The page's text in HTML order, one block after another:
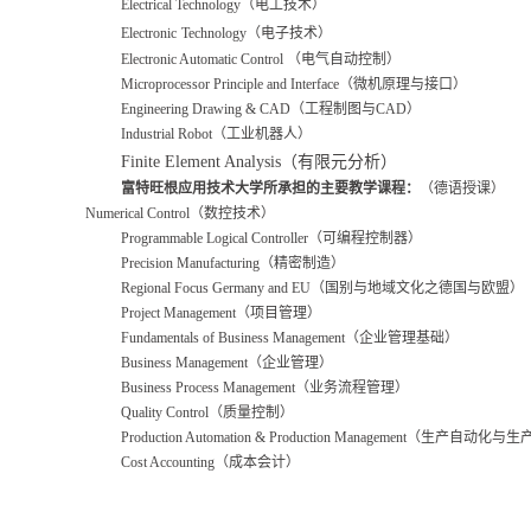
Electrical Technology （电工技术）
Electronic Technology （电子技术）
Electronic Automatic Control
（电气自动控制）
Microprocessor Principle and Interface （微机原理与接口）
Engineering Drawing & CAD （工程制图与CAD）
Industrial Robot （工业机器人）
Finite Element Analysis （有限元分析）
富特旺根应用技术大学所承担的主要教学课程：
（德语授课）
Numerical Control （数控技术）
Programmable Logical Controller （可编程控制器）
Precision Manufacturing （精密制造）
Regional Focus Germany and EU （国别与地域文化之德国与欧盟）
Project Management （项目管理）
Fundamentals of Business Management （企业管理基础）
Business Management （企业管理）
Business Process Management （业务流程管理）
Quality Control （质量控制）
Production Automation & Production Management （生产自动化与生
Cost Accounting （成本会计）